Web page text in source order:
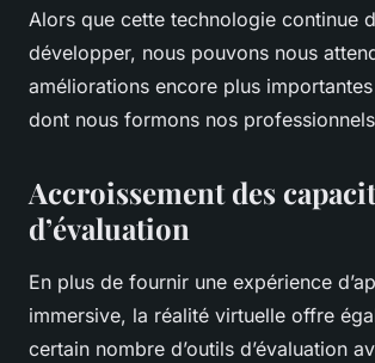
Alors que cette technologie continue
développer, nous pouvons nous
améliorations encore plus
dont nous formons nos
Accroissement des
d’évaluation
En plus de fournir une expérience
immersive, la réalité virtuelle offre
certain nombre d’outils d’évaluation